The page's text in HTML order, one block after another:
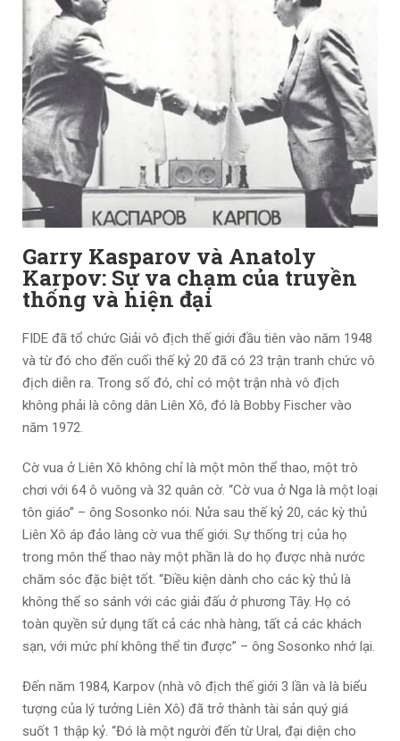
Garry Kasparov và Anatoly
Karpov: Sự va chạm của truyền
thống và hiện đại
FIDE đã tổ chức Giải vô địch thế giới đầu tiên vào năm 1948
và từ đó cho đến cuối thế kỷ 20 đã có 23 trận tranh chức vô
địch diễn ra. Trong số đó, chỉ có một trận nhà vô địch
không phải là công dân Liên Xô, đó là Bobby Fischer vào
năm 1972.
Cờ vua ở Liên Xô không chỉ là một môn thể thao, một trò
chơi với 64 ô vuông và 32 quân cờ. “Cờ vua ở Nga là một loại
tôn giáo” – ông Sosonko nói. Nửa sau thế kỷ 20, các kỳ thủ
Liên Xô áp đảo làng cờ vua thế giới. Sự thống trị của họ
trong môn thể thao này một phần là do họ được nhà nước
chăm sóc đặc biệt tốt. “Điều kiện dành cho các kỳ thủ là
không thể so sánh với các giải đấu ở phương Tây. Họ có
toàn quyền sử dụng tất cả các nhà hàng, tất cả các khách
sạn, với mức phí không thể tin được” – ông Sosonko nhớ lại.
Đến năm 1984, Karpov (nhà vô địch thế giới 3 lần và là biểu
tượng của lý tưởng Liên Xô) đã trở thành tài sản quý giá
suốt 1 thập kỷ. “Đó là một người đến từ Ural, đại diện cho